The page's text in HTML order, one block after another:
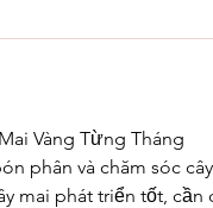
Vàng Từng Tháng
phân và chăm sóc
mai phát triển tốt, cần